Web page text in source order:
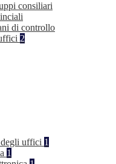
consiliari
di controllo
2
uffici 1
1